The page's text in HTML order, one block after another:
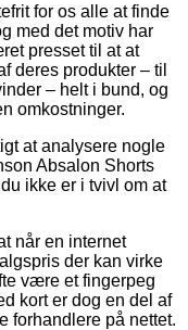
for os alle at finde
med det motiv har
presset til at at
deres produkter – til
– helt i bund, og
omkostninger.
at analysere nogle
Absalon Shorts
ikke er i tvivl om at
når en internet
der kan virke
være et fingerpeg
kort er dog en del af
forhandlere på nettet.